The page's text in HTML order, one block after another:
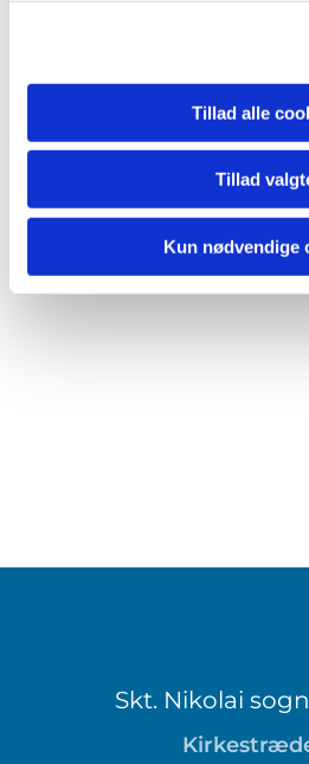
Tillad alle
Tillad
Kun nødvendige
Skt. Nikolai